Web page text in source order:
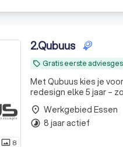
photo_size_select_actual 8
2.Qubuus
local_offer Gratis eerste
Met Qubuus kies je
redesign elke 5 jaar –
place Werkgebied Essen
timelapse 8 jaar actief